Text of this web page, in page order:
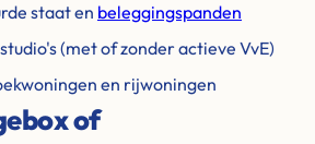
staat en beleggingspanden
(met of zonder actieve VvE)
en rijwoningen
of